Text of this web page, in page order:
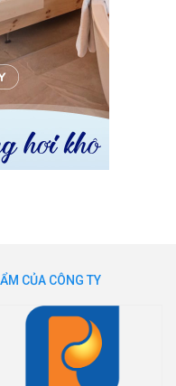
CỦA CÔNG TY